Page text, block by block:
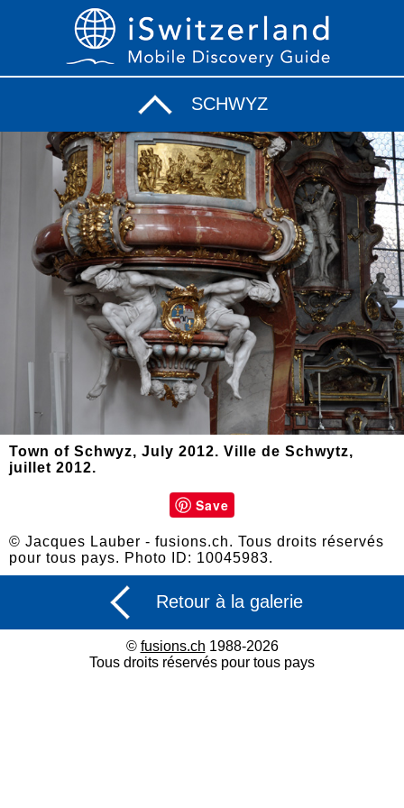
SCHWYZ
Town of Schwyz, July 2012. Ville de Schwytz,
juillet 2012.
Save
© Jacques Lauber - fusions.ch. Tous droits réservés
pour tous pays. Photo ID: 10045983.
Retour à la galerie
© fusions.ch 1988-2026
Tous droits réservés pour tous pays